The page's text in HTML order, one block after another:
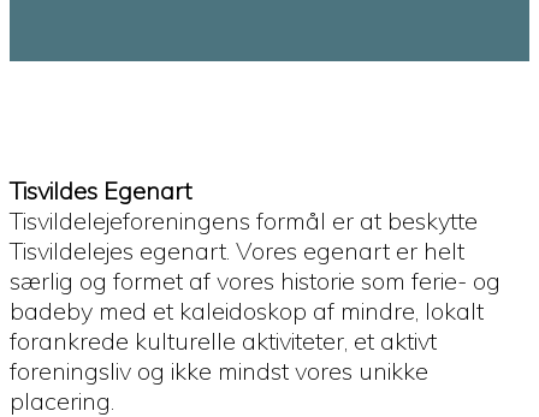
Tisvildes Egenart
Tisvildelejeforeningens formål er at beskytte
Tisvildelejes egenart. Vores egenart er helt
særlig og formet af vores historie som ferie- og
badeby med et kaleidoskop af mindre, lokalt
forankrede kulturelle aktiviteter, et aktivt
foreningsliv og ikke mindst vores unikke
placering.